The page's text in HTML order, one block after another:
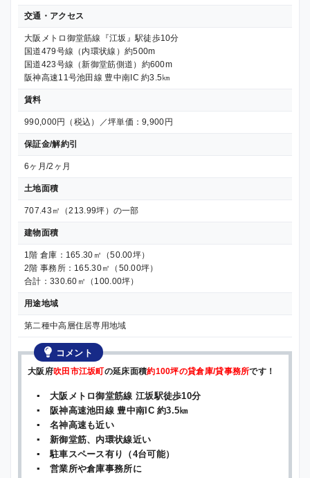
交通・アクセス
大阪メトロ御堂筋線『江坂』駅徒歩10分
国道479号線（内環状線）約500m
国道423号線（新御堂筋側道）約600m
阪神高速11号池田線 豊中南IC 約3.5㎞
賃料
990,000円（税込）／坪単価：9,900円
保証金/解約引
6ヶ月/2ヶ月
土地面積
707.43㎡（213.99坪）の一部
建物面積
1階 倉庫：165.30㎡（50.00坪）
2階 事務所：165.30㎡（50.00坪）
合計：330.60㎡（100.00坪）
用途地域
第二種中高層住居専用地域
コメント
大阪府吹田市江坂町の延床面積約100坪の貸倉庫/貸事務所です！
▪ 大阪メトロ御堂筋線 江坂駅徒歩10分
▪ 阪神高速池田線 豊中南IC 約3.5㎞
▪ 名神高速も近い
▪ 新御堂筋、内環状線近い
▪ 駐車スペース有り（4台可能）
▪ 営業所や倉庫事務所に